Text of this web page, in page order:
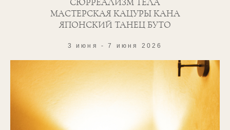
СЮРРЕАЛИЗМ ТЕЛА
МАСТЕРСКАЯ КАЦУРЫ КАНА
ЯПОНСКИЙ ТАНЕЦ БУТО
3 июня - 7 июня 2026